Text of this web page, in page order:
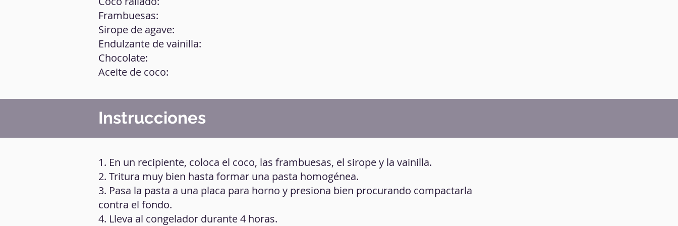
Frambuesas:
Sirope de agave:
Endulzante de vainilla:
Chocolate:
Aceite de coco:
Instrucciones
1. En un recipiente, coloca el coco, las frambuesas, el sirope y la vainilla.
2. Tritura muy bien hasta formar una pasta homogénea.
3. Pasa la pasta a una placa para horno y presiona bien procurando compactarla
contra el fondo.
4. Lleva al congelador durante 4 horas.